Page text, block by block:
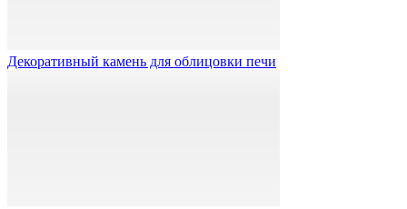
Декоративный камень для облицовки печи